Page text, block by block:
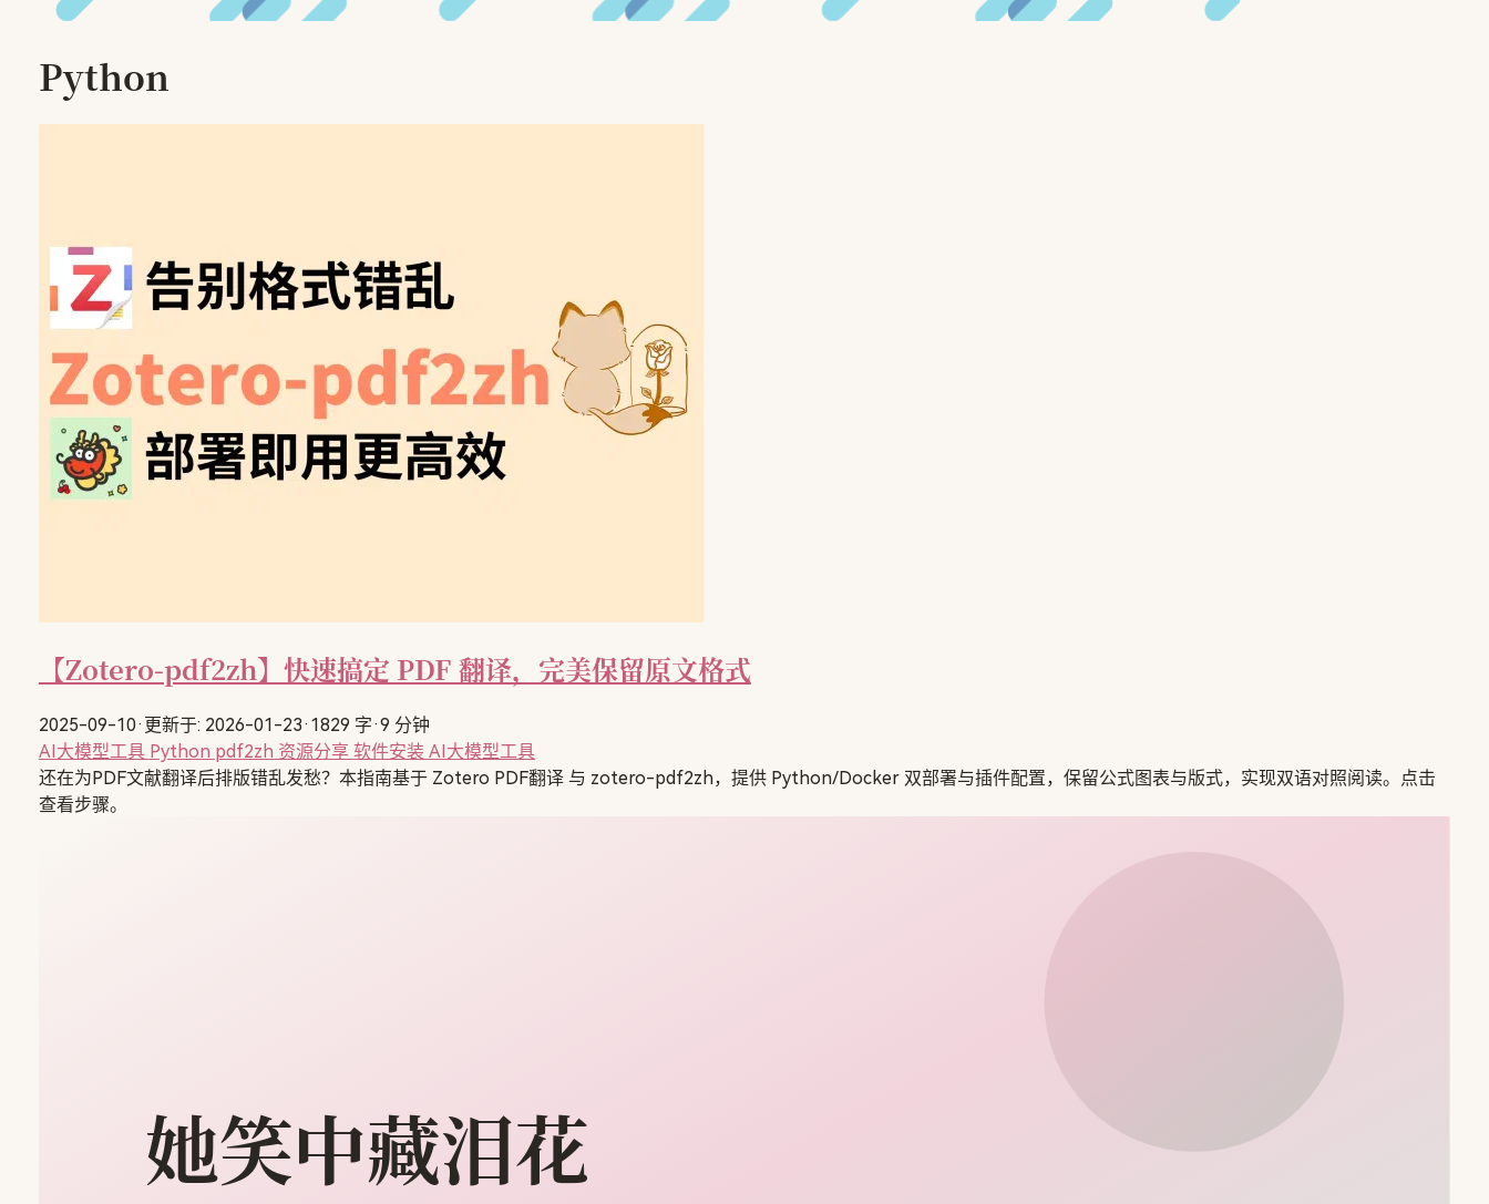
Python
【Zotero-pdf2zh】快速搞定 PDF 翻译，完美保留原文格式
2025-09-10· 更新于: 2026-01-23· 1829 字·9 分钟
AI大模型工具 Python pdf2zh 资源分享 软件安装 AI大模型工具
还在为PDF文献翻译后排版错乱发愁？本指南基于 Zotero PDF翻译 与 zotero-pdf2zh，提供 Python/Docker 双部署与插件配置，保留公式图表与版式，实现双语对照阅读。点击
查看步骤。